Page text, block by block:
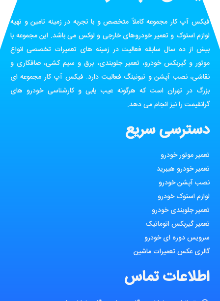
فیکس آپ کار مجموعه کاملاً متخصص و با تجربه در زمینه تامین و تهیه
لوازم استوک و تعمیر خودروهای خارجی و لوکس می باشد. این مجموعه با
بیش از ده سال سابقه فعالیت در زمینه های تعمیرات تخصصی انواع
موتور و گیربکس خودرو، تعمیر جلوبندی، برق و سیم کشی، صافکاری و
نقاشی، نصب آپشن و تیونینگ فعالیت دارد. فیکس آپ کار مجموعه ای
بزرگ در تهران است که هرگونه عیب یابی و کارشناسی خودرو های
گرانقیمت را نیز انجام می دهد.
دسترسی سریع
تعمیر موتور خودرو
تعمیر خودرو هیبرید
نصب آپشن خودرو
لوازم استوک خودرو
تعمیر جلوبندی خودرو
تعمیر گیربکس اتوماتیک
سرویس دوره ای خودرو
گالری عکس تعمیرات ماشین
اطلاعات تماس